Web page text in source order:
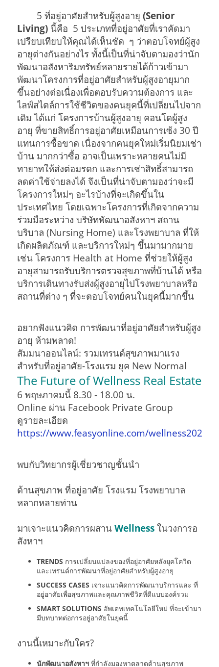
5 ที่อยู่อาศัยสำหรับผู้สูงอายุ (Senior
Living) นี้คือ 5 ประเภทที่อยู่อาศัยที่เราคัดมา
เปรียบเทียบให้คุณได้เห็นชัด ๆ ว่าตอบโจทย์ผู้สูง
อายุต่างกันอย่างไร ทั้งนี้เป็นที่น่าจับตามองว่านัก
พัฒนาอสังหาริมทรัพย์หลายรายได้ก้าวเข้ามา
พัฒนาโครงการที่อยู่อาศัยสำหรับผู้สูงอายุมาก
ขึ้นอย่างต่อเนื่องเพื่อตอบรับความต้องการ และ
ไลฟ์สไตล์การใช้ชีวิตของคนยุคนี้ที่เปลี่ยนไปจาก
เดิม ได้แก่ โครงการบ้านผู้สูงอายุ คอนโดผู้สูง
อายุ ที่ขายสิทธิ์การอยู่อาศัยเหมือนการเซ้ง 30 ปี
แทนการซื้อขาด เนื่องจากคนยุคใหม่เริ่มนิยมเช่า
บ้าน มากกว่าซื้อ อาจเป็นเพราะหลายคนไม่มี
ทายาทให้ส่งต่อมรดก และการเช่าสิทธิ์สามารถ
ลดค่าใช้จ่ายลงได้ จึงเป็นที่น่าจับตามองว่าจะมี
โครงการใหม่ๆ อะไรบ้างที่จะเกิดขึ้นใน
ประเทศไทย โดยเฉพาะโครงการที่เกิดจากความ
ร่วมมือระหว่าง บริษัทพัฒนาอสังหาฯ สถาน
บริบาล (Nursing Home) และโรงพยาบาล ที่ให้
เกิดผลิตภัณฑ์ และบริการใหม่ๆ ขึ้นมามากมาย
เช่น โครงการ Health at Home ที่ช่วยให้ผู้สูง
อายุสามารถรับบริการตรวจสุขภาพที่บ้านได้ หรือ
บริการเดินทางรับส่งผู้สูงอายุไปโรงพยาบาลหรือ
สถานที่ต่าง ๆ ที่จะตอบโจทย์คนในยุคนี้มากขึ้น
อยากฟังแนวคิด การพัฒนาที่อยู่อาศัยสำหรับผู้สูง
อายุ ห้ามพลาด!
สัมมนาออนไลน์: รวมเทรนด์สุขภาพมาแรง
สำหรับที่อยู่อาศัย-โรงแรม ยุค New Normal
The Future of Wellness Real Estate
6 พฤษภาคมนี้ 8.30 - 18.00 น.
Online ผ่าน Facebook Private Group
ดูรายละเอียด
https://www.feasyonline.com/wellness2022
พบกับวิทยากรผู้เชี่ยวชาญชั้นนำ
ด้านสุขภาพ ที่อยู่อาศัย โรงแรม โรงพยาบาล
หลากหลายท่าน
มาเจาะแนวคิดการผสาน Wellness ในวงการอ
สังหาฯ
TRENDS การเปลี่ยนแปลงของที่อยู่อาศัยหลังยุคโควิด
และเทรนด์การพัฒนาที่อยู่อาศัยสำหรับผู้สูงอายุ
SUCCESS CASES เจาะแนวคิดการพัฒนาบริการและ ที่
อยู่อาศัยเพื่อสุขภาพและคุณภาพชีวิตที่ดีแบบองค์รวม
SMART SOLUTIONS อัพเดทเทคโนโลยีใหม่ ที่จะเข้ามา
มีบทบาทต่อการอยู่อาศัยในยุคนี้
งานนี้เหมาะกับใคร?
นักพัฒนาอสังหาฯ ที่กำลังมองหาตลาดด้านสุขภาพ